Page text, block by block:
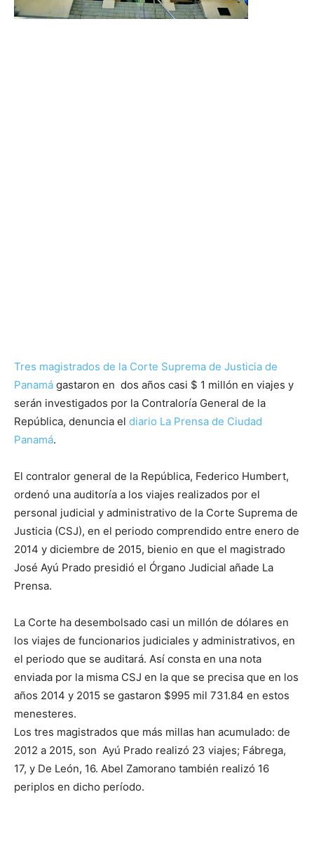
Tres magistrados de la Corte Suprema de Justicia de
Panamá gastaron en dos años casi $ 1 millón en viajes y
serán investigados por la Contraloría General de la
República, denuncia el diario La Prensa de Ciudad
Panamá.
El contralor general de la República, Federico Humbert,
ordenó una auditoría a los viajes realizados por el
personal judicial y administrativo de la Corte Suprema de
Justicia (CSJ), en el periodo comprendido entre enero de
2014 y diciembre de 2015, bienio en que el magistrado
José Ayú Prado presidió el Órgano Judicial añade La
Prensa.
La Corte ha desembolsado casi un millón de dólares en
los viajes de funcionarios judiciales y administrativos, en
el periodo que se auditará. Así consta en una nota
enviada por la misma CSJ en la que se precisa que en los
años 2014 y 2015 se gastaron $995 mil 731.84 en estos
menesteres.
Los tres magistrados que más millas han acumulado: de
2012 a 2015, son Ayú Prado realizó 23 viajes; Fábrega,
17, y De León, 16. Abel Zamorano también realizó 16
periplos en dicho período.